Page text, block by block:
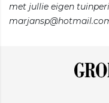
met jullie eigen